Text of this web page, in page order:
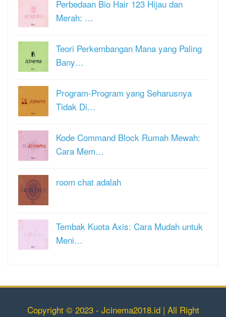
Perbedaan Bio Hair 123 Hijau dan
Merah: …
Teori Perkembangan Mana yang Paling
Bany…
Program-Program yang Seharusnya
Tidak Di…
Kode Command Block Rumah Mewah:
Cara Mem…
room chat adalah
Tembak Kuota Axis: Cara Mudah untuk
Meni…
Copyright © 2023 - Jcinema2018.id | All Right